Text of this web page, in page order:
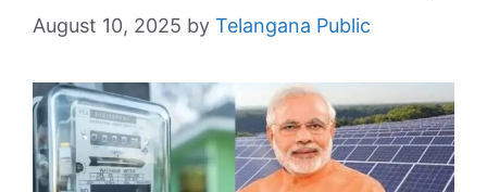
August 10, 2025 by Telangana Public